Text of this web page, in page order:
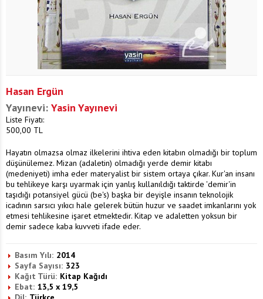
Hasan Ergün
Yayınevi: Yasin Yayınevi
Liste Fiyatı:
500,00 TL
Hayatın olmazsa olmaz ilkelerini ihtiva eden kitabın olmadığı bir toplum
düşünülemez. Mizan (adaletin) olmadığı yerde demir kitabı
(medeniyeti) imha eder materyalist bir sistem ortaya çıkar. Kur'an insanı
bu tehlikeye karşı uyarmak için yanlış kullanıldığı taktirde 'demir'in
taşıdığı potansiyel gücü (be's) başka bir deyişle insanın teknolojik
icadının sarsıcı yıkıcı hale gelerek bütün huzur ve saadet imkanlarını yok
etmesi tehlikesine işaret etmektedir. Kitap ve adaletten yoksun bir
demir sadece kaba kuvveti ifade eder.
Basım Yılı: 2014
Sayfa Sayısı: 323
Kağıt Türü: Kitap Kağıdı
Ebat: 13,5 x 19,5